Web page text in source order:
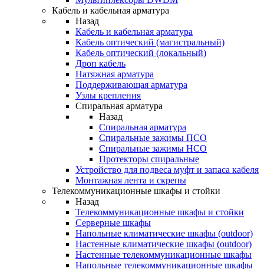
Кабель и кабельная арматура
Назад
Кабель и кабельная арматура
Кабель оптический (магистральный)
Кабель оптический (локальный)
Дроп кабель
Натяжная арматура
Поддерживающая арматура
Узлы крепления
Спиральная арматура
Назад
Спиральная арматура
Спиральные зажимы ПСО
Спиральные зажимы НСО
Протекторы спиральные
Устройство для подвеса муфт и запаса кабеля
Монтажная лента и скрепы
Телекоммуникационные шкафы и стойки
Назад
Телекоммуникационные шкафы и стойки
Серверные шкафы
Напольные климатические шкафы (outdoor)
Настенные климатические шкафы (outdoor)
Настенные телекоммуникационные шкафы
Напольные телекоммуникационные шкафы